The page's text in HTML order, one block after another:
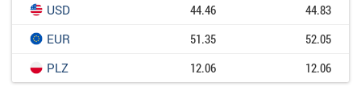
USD 44.46
44.83
EUR
51.35
52.05
PLZ
12.06 12.06